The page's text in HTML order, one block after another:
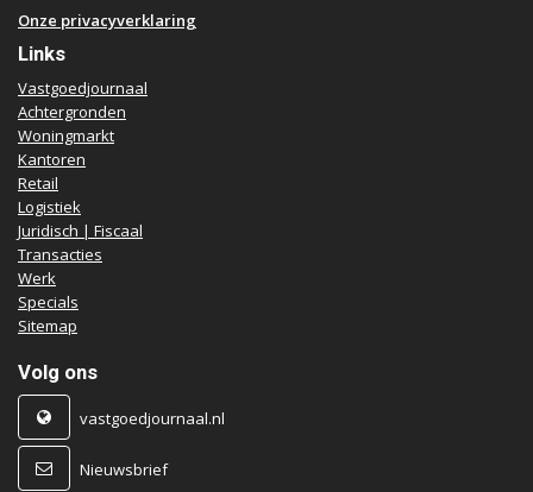
Onze privacyverklaring
Links
Vastgoedjournaal
Achtergronden
Woningmarkt
Kantoren
Retail
Logistiek
Juridisch | Fiscaal
Transacties
Werk
Specials
Sitemap
Volg ons
vastgoedjournaal.nl
Nieuwsbrief